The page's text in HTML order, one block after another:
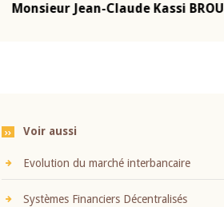
Monsieur Jean-Claude Kassi BROU
Voir aussi
Evolution du marché interbancaire
Systèmes Financiers Décentralisés